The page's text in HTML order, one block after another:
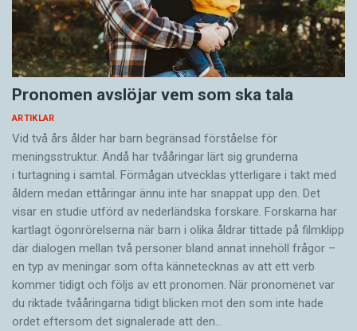
Pronomen avslöjar vem som ska tala
ARTIKLAR
Vid två års ålder har barn begränsad förståelse för
meningsstruktur. Ändå har tvååringar lärt sig grunderna
i turtagning i samtal. Förmågan utvecklas ytterligare i takt med
åldern medan ettåringar ännu inte har snappat upp den. Det
visar en studie utförd av nederländska forskare. Forskarna har
kartlagt ögonrörelserna när barn i olika åldrar tittade på filmklipp
där dialogen mellan två personer bland annat innehöll frågor –
en typ av meningar som ofta kännetecknas av att ett verb
kommer tidigt och följs av ett pronomen. När pronomenet var
du riktade tvååringarna tidigt blicken mot den som inte hade
ordet eftersom det ­signalerade att den…